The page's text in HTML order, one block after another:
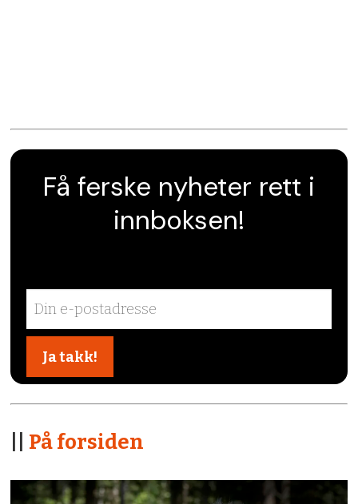
Få ferske nyheter rett i
innboksen!
På forsiden